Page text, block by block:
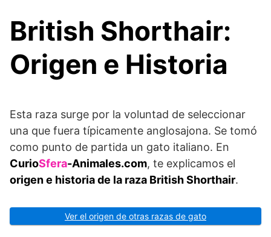
British Shorthair:
Origen e Historia
Esta raza surge por la voluntad de seleccionar
una que fuera típicamente anglosajona. Se tomó
como punto de partida un gato italiano. En
CurioSfera-Animales.com, te explicamos el
origen e historia de la raza British Shorthair.
Ver el origen de otras razas de gato